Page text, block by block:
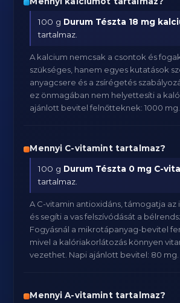
100 g Durum Tészta 18 mg
tartalmaz.
A kalcium nemcsak a csontok és
szükséges, hanem egyes kutatások
anyagcsere és a zsírégetés
ez önmagában nem helyettesíti a
ajánlott bevitel felnőtteknek: 1000 mg.
Mennyi C-vitamint tartalmaz?
100 g Durum Tészta 0 mg C-
tartalmaz.
A C-vitamin antioxidáns, támogatja
és segíti a vas felszívódását a
Fogyásnál a mikrotápanyag-bevitel
mivel a kalóriakorlátozás könnyen
vezethet. Napi ajánlott bevitel: 80 mg.
Mennyi A-vitamint tartalmaz?